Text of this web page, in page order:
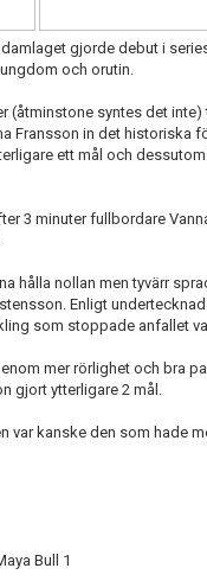
gjorde debut i
och orutin.
(åtminstone syntes det
Fransson in det historiska
ett mål och
3 minuter fullbordare
hålla nollan men tyvärr
Enligt
som stoppade anfallet
mer rörlighet och bra
gjort ytterligare 2 mål.
var kanske den som hade
Bull 1